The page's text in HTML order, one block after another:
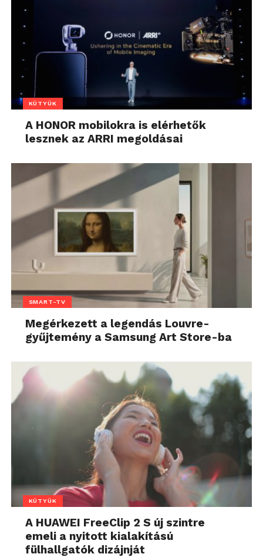
KÜTYÜK
A HONOR mobilokra is elérhetők
lesznek az ARRI megoldásai
SMART-TV
Megérkezett a legendás Louvre-
gyűjtemény a Samsung Art Store-ba
KÜTYÜK
A HUAWEI FreeClip 2 S új szintre
emeli a nyitott kialakítású
fülhallgatók dizájnját